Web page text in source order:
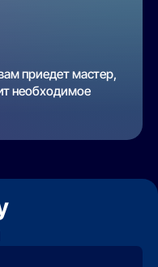
приедет мастер,
необходимое